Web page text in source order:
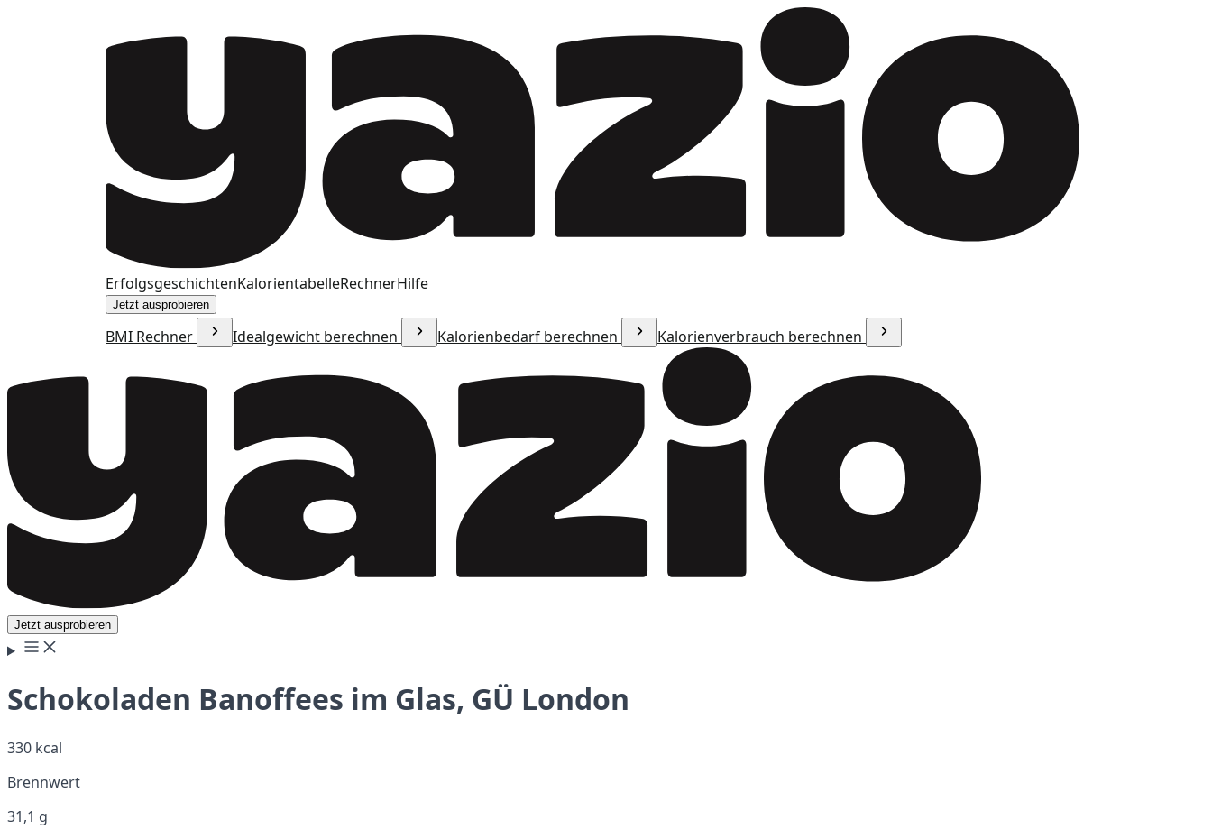
ErfolgsgeschichtenKalorientabelleRechnerHilfe
Jetzt ausprobieren
BMI Rechner Idealgewicht berechnen Kalorienbedarf berechnen Kalorienverbrauch berechnen
Jetzt ausprobieren
Schokoladen Banoffees im Glas, GÜ London
330 kcal
Brennwert
31,1 g